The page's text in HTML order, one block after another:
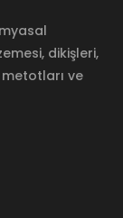
dikişleri,
ve